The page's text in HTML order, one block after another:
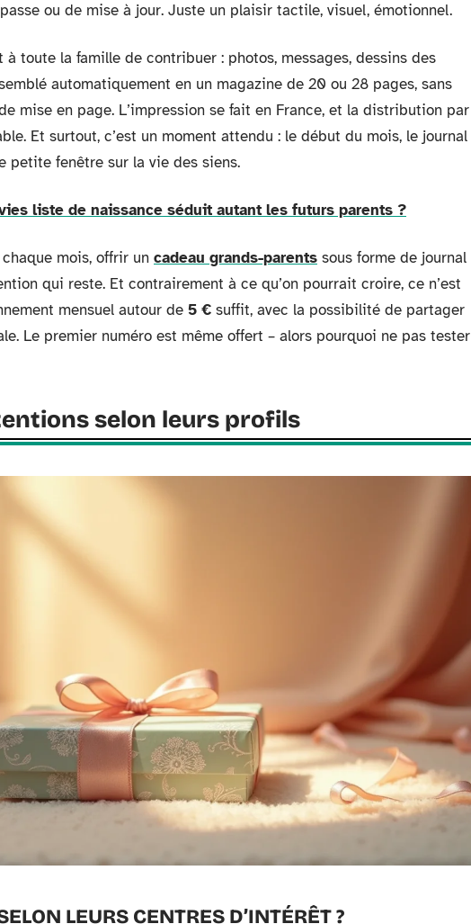
ou de mise à jour. Juste un plaisir tactile, visuel, émotionnel.
toute la famille de contribuer : photos, messages, dessins des
automatiquement en un magazine de 20 ou 28 pages, sans
mise en page. L’impression se fait en France, et la distribution par
Et surtout, c’est un moment attendu : le début du mois, le journal
petite fenêtre sur la vie des siens.
liste de naissance séduit autant les futurs parents ?
mois, offrir un cadeau grands-parents sous forme de journal
qui reste. Et contrairement à ce qu’on pourrait croire, ce n’est
mensuel autour de 5 € suffit, avec la possibilité de partager
Le premier numéro est même offert – alors pourquoi ne pas tester
selon leurs profils
LEURS CENTRES D’INTÉRÊT ?